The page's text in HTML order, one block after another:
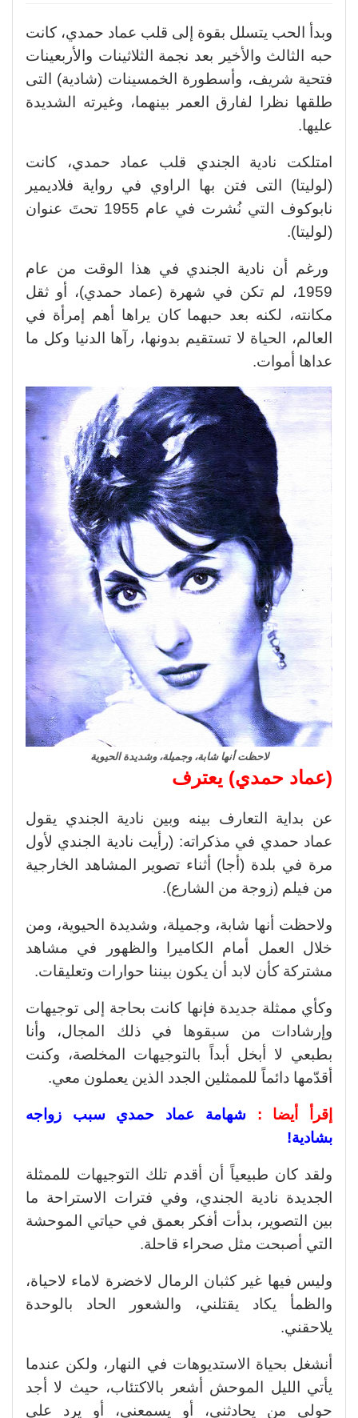
وبدأ الحب يتسلل بقوة إلى قلب عماد حمدي، كانت
حبه الثالث والأخير بعد نجمة الثلاثينات والأربعينات
فتحية شريف، وأسطورة الخمسينات (شادية) التى
طلقها نظرا لفارق العمر بينهما، وغيرته الشديدة
عليها.
امتلكت نادية الجندي قلب عماد حمدي، كانت
(لوليتا) التى فتن بها الراوي في رواية فلاديمير
نابوكوف التي نُشرت في عام 1955 تحتَ عنوان
(لوليتا).
ورغم أن نادية الجندي في هذا الوقت من عام
1959، لم تكن في شهرة (عماد حمدي)، أو ثقل
مكانته، لكنه بعد حبهما كان يراها أهم إمرأة في
العالم، الحياة لا تستقيم بدونها، رآها الدنيا وكل ما
عداها أموات.
لاحظت أنها شابة، وجميلة، وشديدة الحيوية
(عماد حمدي) يعترف
عن بداية التعارف بينه وبين نادية الجندي يقول
عماد حمدي في مذكراته: (رأيت نادية الجندي لأول
مرة في بلدة (أجا) أثناء تصوير المشاهد الخارجية
من فيلم (زوجة من الشارع).
ولاحظت أنها شابة، وجميلة، وشديدة الحيوية، ومن
خلال العمل أمام الكاميرا والظهور في مشاهد
مشتركة كأن لابد أن يكون بيننا حوارات وتعليقات.
وكأي ممثلة جديدة فإنها كانت بحاجة إلى توجيهات
وإرشادات من سبقوها في ذلك المجال، وأنا
بطبعي لا أبخل أبداً بالتوجيهات المخلصة، وكنت
أقدّمها دائماً للممثلين الجدد الذين يعملون معي.
إقرأ أيضا :شهامة عماد حمدي سبب زواجه
بشادية!
ولقد كان طبيعياً أن أقدم تلك التوجيهات للممثلة
الجديدة نادية الجندي، وفي فترات الاستراحة ما
بين التصوير، بدأت أفكر بعمق في حياتي الموحشة
التي أصبحت مثل صحراء قاحلة.
وليس فيها غير كثبان الرمال لاخضرة لاماء لاحياة،
والظمأ يكاد يقتلني، والشعور الحاد بالوحدة
يلاحقني.
أنشغل بحياة الاستديوهات في النهار، ولكن عندما
يأتي الليل الموحش أشعر بالاكتئاب، حيث لا أجد
حولي من يحادثني، أو يسمعني، أو يرد على